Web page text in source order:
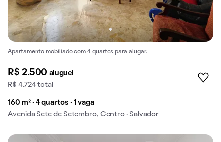
Apartamento mobiliado com 4 quartos para alugar.
R$ 2.500 aluguel
R$ 4.724 total
160 m² · 4 quartos · 1 vaga
Avenida Sete de Setembro, Centro · Salvador